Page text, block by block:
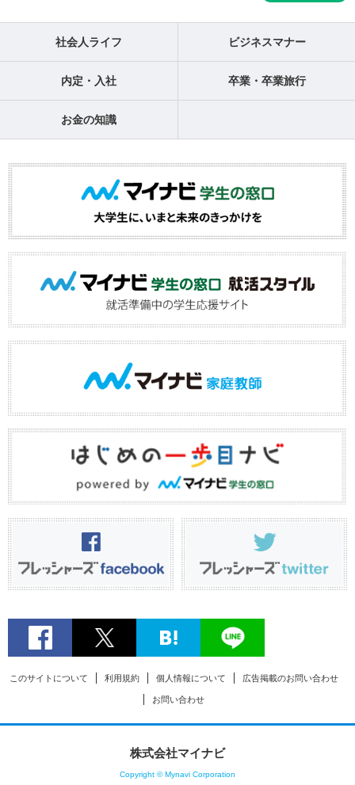
社会人ライフ ビジネスマナー
内定・入社 卒業・卒業旅行
お金の知識
このサイトについて 利用規約 個人情報について 広告掲載のお問い合わせ
お問い合わせ
株式会社マイナビ
Copyright © Mynavi Corporation